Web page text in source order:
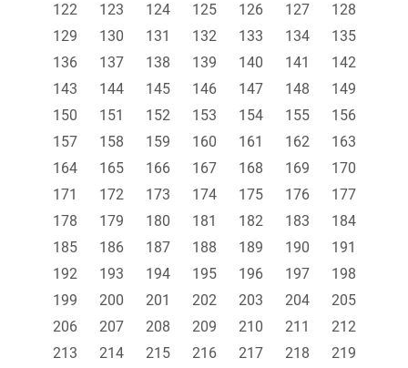
122
123 124 125 126 127
128
129
130 131 132 133 134
135
136
137 138 139 140 141
142
143
144 145 146 147 148
149
150
151 152 153 154 155
156
157
158 159 160 161 162
163
164
165 166 167 168 169
170
171
172 173 174 175 176
177
178
179 180 181 182 183
184
185
186 187 188 189 190
191
192
193 194 195 196 197
198
199
200 201 202 203 204
205
206
207 208 209 210 211
212
213
214 215 216 217 218
219